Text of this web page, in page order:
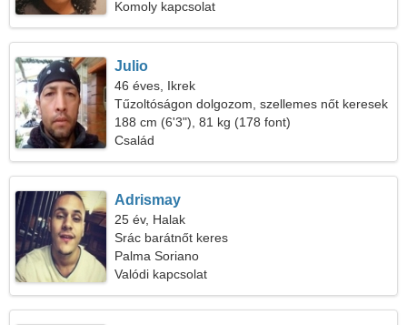
Komoly kapcsolat
Julio
46 éves, Ikrek
Tűzoltóságon dolgozom, szellemes nőt keresek
188 cm (6'3"), 81 kg (178 font)
Család
Adrismay
25 év, Halak
Srác barátnőt keres
Palma Soriano
Valódi kapcsolat